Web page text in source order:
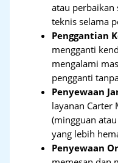
atau perbaikan
teknis selama
Penggantian
mengganti
mengalami
pengganti
Penyewaan
layanan Carter
(mingguan
yang lebih
Penyewaan